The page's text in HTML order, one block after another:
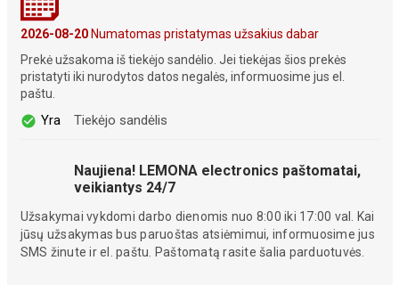
2026-08-20Numatomas pristatymas užsakius dabar
Prekė užsakoma iš tiekėjo sandėlio. Jei tiekėjas šios prekės
pristatyti iki nurodytos datos negalės, informuosime jus el.
paštu.
Yra Tiekėjo sandėlis
Naujiena! LEMONA electronics paštomatai,
veikiantys 24/7
Užsakymai vykdomi darbo dienomis nuo 8:00 iki 17:00 val. Kai
jūsų užsakymas bus paruoštas atsiėmimui, informuosime jus
SMS žinute ir el. paštu. Paštomatą rasite šalia parduotuvės.